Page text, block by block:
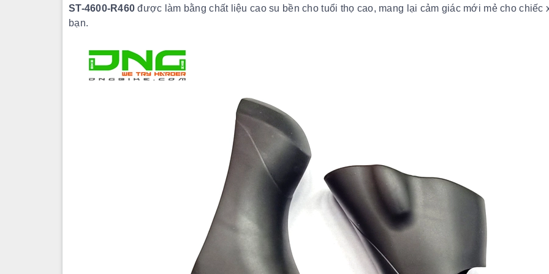
ST-4600-R460 được làm bằng chất liệu cao su bền cho tuổi thọ cao, mang lại cảm giác mới mẻ cho chiếc
bạn.